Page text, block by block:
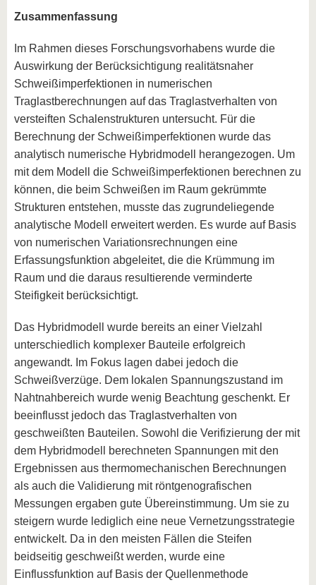
Zusammenfassung
Im Rahmen dieses Forschungsvorhabens wurde die
Auswirkung der Berücksichtigung realitätsnaher
Schweißimperfektionen in numerischen
Traglastberechnungen auf das Traglastverhalten von
versteiften Schalenstrukturen untersucht. Für die
Berechnung der Schweißimperfektionen wurde das
analytisch numerische Hybridmodell herangezogen. Um
mit dem Modell die Schweißimperfektionen berechnen zu
können, die beim Schweißen im Raum gekrümmte
Strukturen entstehen, musste das zugrundeliegende
analytische Modell erweitert werden. Es wurde auf Basis
von numerischen Variationsrechnungen eine
Erfassungsfunktion abgeleitet, die die Krümmung im
Raum und die daraus resultierende verminderte
Steifigkeit berücksichtigt.
Das Hybridmodell wurde bereits an einer Vielzahl
unterschiedlich komplexer Bauteile erfolgreich
angewandt. Im Fokus lagen dabei jedoch die
Schweißverzüge. Dem lokalen Spannungszustand im
Nahtnahbereich wurde wenig Beachtung geschenkt. Er
beeinflusst jedoch das Traglastverhalten von
geschweißten Bauteilen. Sowohl die Verifizierung der mit
dem Hybridmodell berechneten Spannungen mit den
Ergebnissen aus thermomechanischen Berechnungen
als auch die Validierung mit röntgenografischen
Messungen ergaben gute Übereinstimmung. Um sie zu
steigern wurde lediglich eine neue Vernetzungsstrategie
entwickelt. Da in den meisten Fällen die Steifen
beidseitig geschweißt werden, wurde eine
Einflussfunktion auf Basis der Quellenmethode